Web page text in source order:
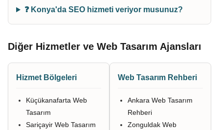
❓ Konya'da SEO hizmeti veriyor musunuz?
Diğer Hizmetler ve Web Tasarım Ajansları
Hizmet Bölgeleri
Küçükanafarta Web
Tasarım
Sariçayir Web Tasarım
Web Tasarım Rehberi
Ankara Web Tasarım
Rehberi
Zonguldak Web